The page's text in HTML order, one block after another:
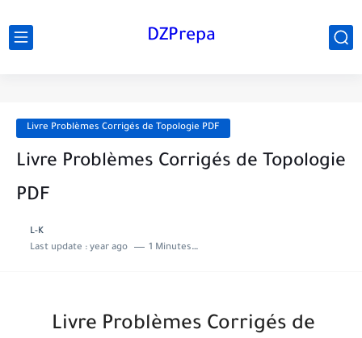
DZPrepa
Livre Problèmes Corrigés de Topologie PDF
Livre Problèmes Corrigés de Topologie
PDF
L-K
Last update : year ago 1 Minutes to read
Livre Problèmes Corrigés de